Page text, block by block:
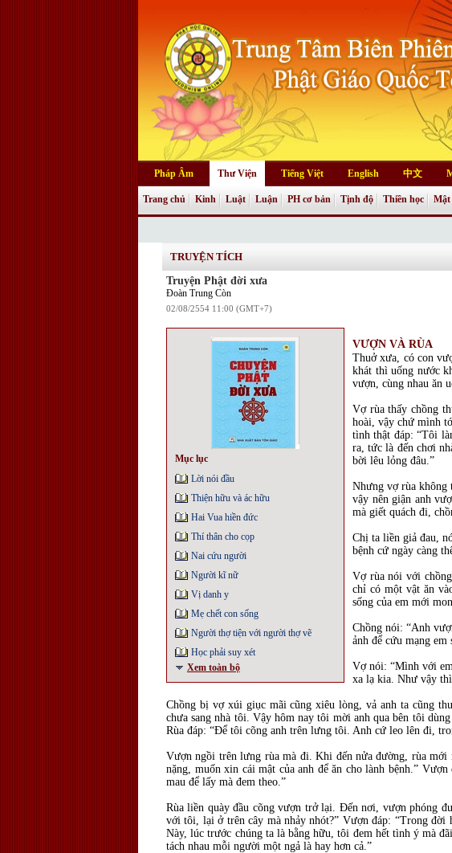
Pháp Âm Thư Viện Tiếng Việt English 中文
Trang chủ Kinh Luật Luận PH cơ bản Tịnh độ Thiền học Mật
TRUYỆN TÍCH
Truyện Phật đời xưa
Đoàn Trung Còn
02/08/2554 11:00 (GMT+7)
Mục lục
Lời nói đầu
Thiện hữu và ác hữu
Hai Vua hiền đức
Thí thân cho cọp
Nai cứu người
Người kĩ nữ
Vị danh y
Mẹ chết con sống
Người thợ tiện với người thợ vẽ
Học phải suy xét
Xem toàn bộ
VƯỢN VÀ RÙA
Thuở xưa, có con
khát thì uống nước
vượn, cùng nhau ăn
Vợ rùa thấy chồng
hoài, vậy chứ mình
tình thật đáp: “Tôi
ra, tức là đến chơi
bời lêu lỏng đâu.”
Nhưng vợ rùa không
vậy nên giận anh
mà giết quách đi,
Chị ta liền giả đau,
bệnh cứ ngày càng
Vợ rùa nói với
chỉ có một vật ăn
sống của em mới
Chồng nói: “Anh
ảnh để cứu mạng em
Vợ nói: “Mình với
xa lạ kia. Như vậy
Chồng bị vợ xúi giục mãi cũng xiêu lòng, vả anh ta cũng
chưa sang nhà tôi. Vậy hôm nay tôi mời anh qua bên tôi
Rùa đáp: “Để tôi cõng anh trên lưng tôi. Anh cứ leo lên đi,
Vượn ngồi trên lưng rùa mà đi. Khi đến nửa đường, rùa
nặng, muốn xin cái mật của anh để ăn cho lành bệnh.”
mau để lấy mà đem theo.”
Rùa liền quày đầu cõng vượn trở lại. Đến nơi, vượn phóng
với tôi, lại ở trên cây mà nhảy nhót?” Vượn đáp: “Trong
Này, lúc trước chúng ta là bằng hữu, tôi đem hết tình ý mà
tách nhau mỗi người một ngả là hay hơn cả.”